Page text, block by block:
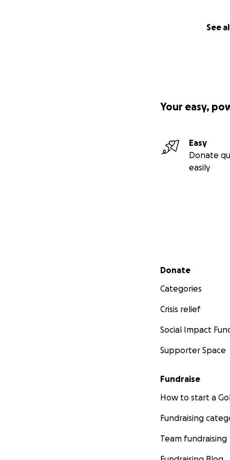
See
Your easy,
Easy
Donate
easily
Secondary menu
Donate
Categories
Crisis relief
Social Impact
Supporter Space
Fundraise
How to start a
Fundraising
Team fundraising